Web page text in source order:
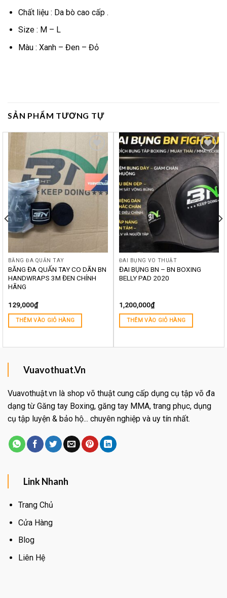
Chất liệu : Da bò cao cấp .
Size : M – L
Màu : Xanh – Đen – Đỏ
SẢN PHẨM TƯƠNG TỰ
Yêu
thích
BĂNG ĐA QUẤN TAY
BĂNG ĐA QUẤN TAY CO DÃN BN
HANDWRAPS 3M ĐEN CHÍNH
HÃNG
129,000₫
THÊM VÀO GIỎ HÀNG
Yêu
thích
ĐAI BỤNG VÕ THUẬT
ĐAI BỤNG BN – BN BOXING
BELLY PAD 2020
1,200,000₫
THÊM VÀO GIỎ HÀNG
Vuavothuat.Vn
Vuavothuật.vn là shop võ thuật cung cấp dụng cụ tập võ đa
dạng từ Găng tay Boxing, găng tay MMA, trang phục, dụng
cụ tập luyện & bảo hộ... chuyên nghiệp và uy tín nhất.
Link Nhanh
Trang Chủ
Cửa Hàng
Blog
Liên Hệ